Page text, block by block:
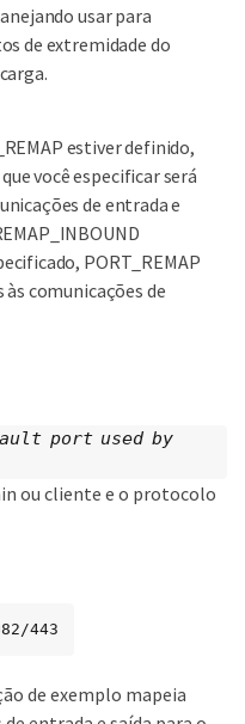
usar para
de extremidade do
estiver definido,
você especificar será
de entrada e
PORT_REMAP
às comunicações de
port used by
ou cliente e o protocolo
443
de exemplo mapeia